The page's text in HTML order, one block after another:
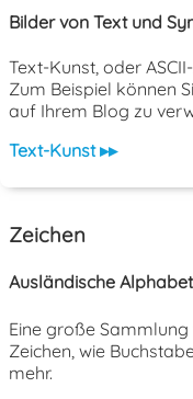
Bilder von Text und
Text-Kunst, oder
Zum Beispiel können
auf Ihrem Blog zu
Text-Kunst ▸▸
Zeichen
Ausländische
Eine große
Zeichen, wie
mehr.